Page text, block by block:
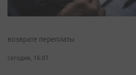
возврате переплаты
сегодня, 16:07